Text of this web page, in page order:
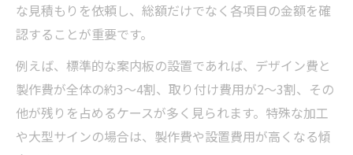
な見積もりを依頼し、総額だけでなく各項目の金額を確
認することが重要です。
例えば、標準的な案内板の設置であれば、デザイン費と
製作費が全体の約3〜4割、取り付け費用が2〜3割、その
他が残りを占めるケースが多く見られます。特殊な加工
や大型サインの場合は、製作費や設置費用が高くなる傾